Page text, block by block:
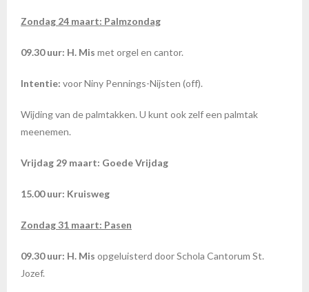
Zondag 24 maart: Palmzondag
09.30 uur: H. Mis met orgel en cantor.
Intentie: voor Niny Pennings-Nijsten (off).
Wijding van de palmtakken. U kunt ook zelf een palmtak
meenemen.
Vrijdag 29 maart: Goede Vrijdag
15.00 uur: Kruisweg
Zondag 31 maart: Pasen
09.30 uur: H. Mis opgeluisterd door Schola Cantorum St.
Jozef.